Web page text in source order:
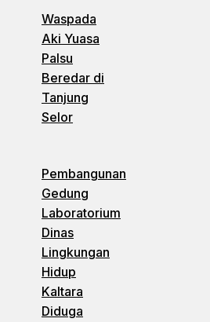
Waspada
Aki Yuasa
Palsu
Beredar di
Tanjung
Selor
Pembangunan
Gedung
Laboratorium
Dinas
Lingkungan
Hidup
Kaltara
Diduga